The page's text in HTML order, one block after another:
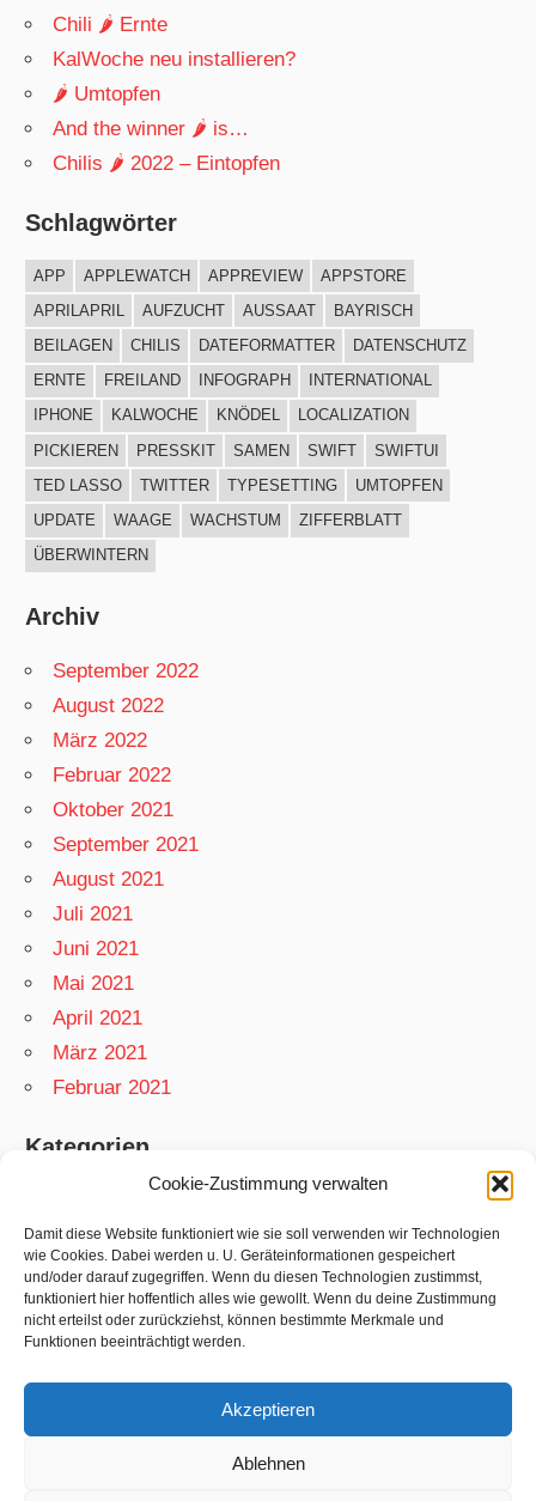
Cookie-Zustimmung verwalten
Damit diese Website funktioniert wie sie soll verwenden wir Technologien
wie Cookies. Dabei werden u. U. Geräteinformationen gespeichert
und/oder darauf zugegriffen. Wenn du diesen Technologien zustimmst,
funktioniert hier hoffentlich alles wie gewollt. Wenn du deine Zustimmung
nicht erteilst oder zurückziehst, können bestimmte Merkmale und
Funktionen beeinträchtigt werden.
Akzeptieren
Ablehnen
Chili 🌶 Ernte
KalWoche neu installieren?
🌶 Umtopfen
And the winner 🌶 is…
Chilis 🌶 2022 – Eintopfen
Schlagwörter
APP APPLEWATCH APPREVIEW
APPSTORE
APRILAPRIL
AUFZUCHT AUSSAAT
BAYRISCH
BEILAGEN
CHILIS DATEFORMATTER
DATENSCHUTZ
ERNTE
FREILAND INFOGRAPH
INTERNATIONAL
IPHONE
KALWOCHE KNÖDEL
LOCALIZATION
PICKIEREN
PRESSKIT SAMEN SWIFT
SWIFTUI
TED LASSO
TWITTER TYPESETTING
UMTOPFEN
UPDATE
WAAGE WACHSTUM
ZIFFERBLATT
ÜBERWINTERN
Archiv
September 2022
August 2022
März 2022
Februar 2022
Oktober 2021
September 2021
August 2021
Juli 2021
Juni 2021
Mai 2021
April 2021
März 2021
Februar 2021
Kategorien
Garten
Matthias
Netzwelt
Rezepte